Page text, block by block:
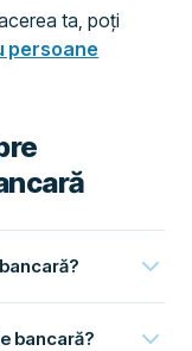
ta, poți
persoane
bancară?